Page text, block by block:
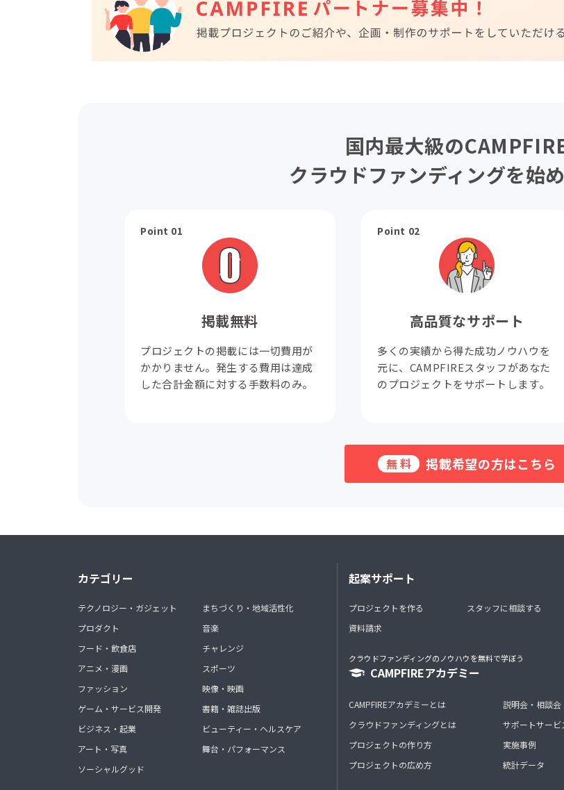
国内最大級の
クラウドファンディングを始
Point 01
掲載無料
プロジェクトの掲載には一切費用が
かかりません。発生する費用は達成
した合計金額に対する手数料のみ。
Point 02
高品質なサポート
多くの実績から得た成功ノウハウを
元に、CAMPFIREスタッフがあなた
のプロジェクトをサポートします。
無料 掲載希望の方はこちら
カテゴリー
テクノロジー・ガジェット
プロダクト
フード・飲食店
アニメ・漫画
ファッション
ゲーム・サービス開発
ビジネス・起業
アート・写真
ソーシャルグッド
まちづくり・地域活性化
音楽
チャレンジ
スポーツ
映像・映画
書籍・雑誌出版
ビューティー・ヘルスケア
舞台・パフォーマンス
起案サポート
プロジェクトを作る
資料請求
スタッフに相談する
クラウドファンディングのノウハウを無料で学ぼう
CAMPFIREアカデミー
CAMPFIREアカデミーとは
クラウドファンディングとは
プロジェクトの作り方
プロジェクトの広め方
説明会・相談会
サポートサービ
実施事例
統計データ